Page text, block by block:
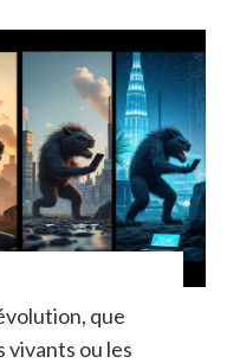
que
vivants ou les